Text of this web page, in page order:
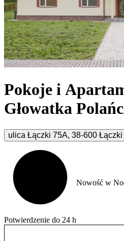
Pokoje i
Głowatka
ulica Łączki 75A, 38-600 Łączki
Potwierdzenie do 24 h
Nowość w